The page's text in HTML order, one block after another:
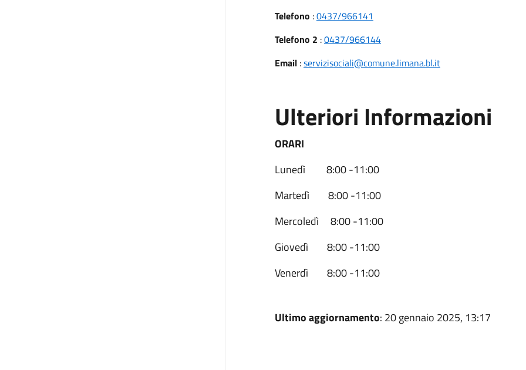
Telefono :0437/966141
Telefono 2 :0437/966144
Email:servizisociali@comune.limana.bl.it
Ulteriori Informazioni
ORARI
Lunedì 8:00 -11:00
Martedì 8:00 -11:00
Mercoledì 8:00 -11:00
Giovedì 8:00 -11:00
Venerdì 8:00 -11:00
Ultimo aggiornamento: 20 gennaio 2025, 13:17